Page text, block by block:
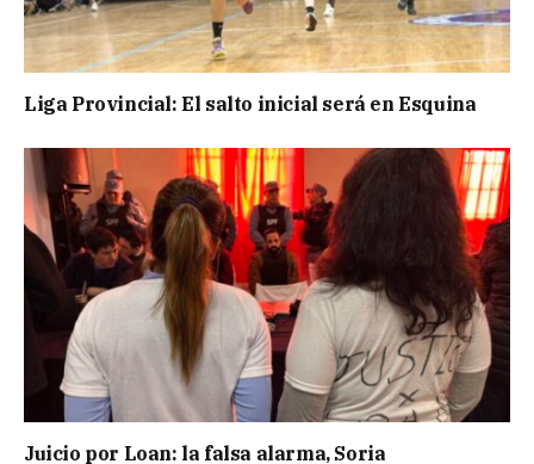
Liga Provincial: El salto inicial será en Esquina
Juicio por Loan: la falsa alarma, Soria